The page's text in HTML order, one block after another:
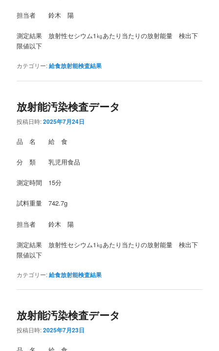
担当者 鈴木 陽
測定結果 放射性セシウム1㎏あたり当たりの放射能量 検出下
限値以下
カテゴリー:給食放射能検査結果
放射能汚染検査データ
投稿日時:2025年7月24日
品 名 給 食
分 類 乳児用食品
測定時間 15分
試料重量 742.7g
担当者 鈴木 陽
測定結果 放射性セシウム1㎏あたり当たりの放射能量 検出下
限値以下
カテゴリー:給食放射能検査結果
放射能汚染検査データ
投稿日時:2025年7月23日